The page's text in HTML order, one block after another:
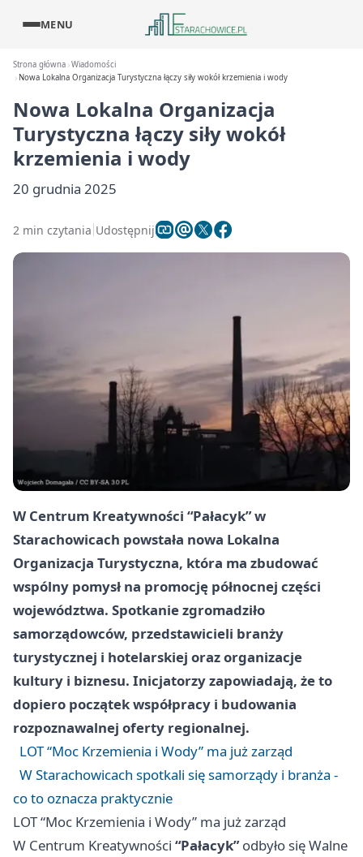
MENU
Strona główna Wiadomości
Nowa Lokalna Organizacja Turystyczna łączy siły wokół krzemienia i wody
Nowa Lokalna Organizacja
Turystyczna łączy siły wokół
krzemienia i wody
20 grudnia 2025
2 min czytania Udostępnij
W Centrum Kreatywności “Pałacyk” w
Starachowicach powstała nowa Lokalna
Organizacja Turystyczna, która ma zbudować
wspólny pomysł na promocję północnej części
województwa. Spotkanie zgromadziło
samorządowców, przedstawicieli branży
turystycznej i hotelarskiej oraz organizacje
kultury i biznesu. Inicjatorzy zapowiadają, że to
dopiero początek współpracy i budowania
rozpoznawalnej oferty regionalnej.
LOT “Moc Krzemienia i Wody” ma już zarząd
W Starachowicach spotkali się samorządy i branża -
co to oznacza praktycznie
LOT “Moc Krzemienia i Wody” ma już zarząd
W Centrum Kreatywności “Pałacyk”odbyło się Walne